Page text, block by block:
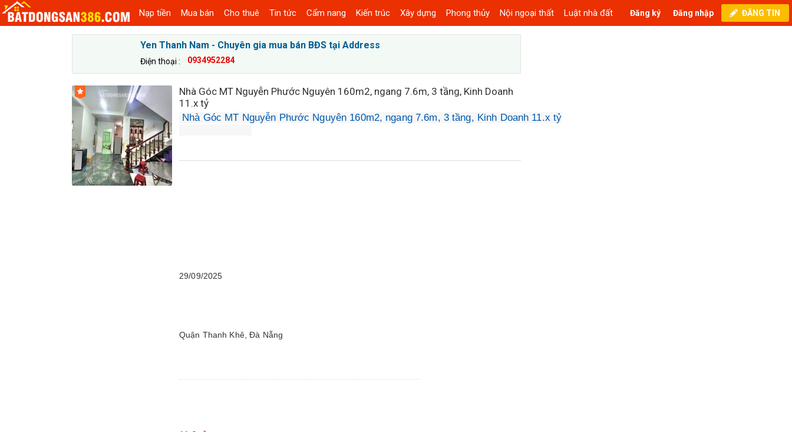
Nạp tiền Mua bán Cho thuê Tin tức Cẩm nang Kiến trúc Xây dựng Phong thủy Nội ngoại thất Luật nhà đất ĐĂNG TIN
Đăng nhập
Đăng ký
Yen Thanh Nam - Chuyên gia mua bán BĐS tại Address
Điện thoại : 0934952284
Nhà Góc MT Nguyễn Phước Nguyên 160m2, ngang 7.6m, 3 tầng, Kinh Doanh
11.x tỷ
Nhà Góc MT Nguyễn Phước Nguyên 160m2, ngang 7.6m, 3 tầng, Kinh Doanh 11.x tỷ
29/09/2025
Quận Thanh Khê, Đà Nẵng